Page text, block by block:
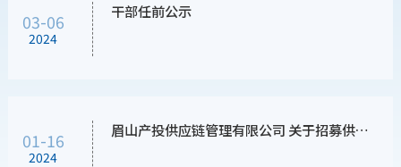
03-06
2024
干部任前公示
01-16
2024
眉山产投供应链管理有限公司 关于招募供应商的公告